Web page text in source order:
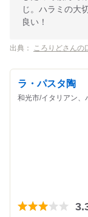
じ。ハラミの大
良い！
出典： ころりどさんの
ラ・パスタ陶
和光市/イタリアン、